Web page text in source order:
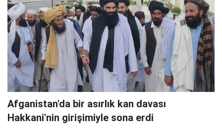
Afganistan'da bir asırlık kan davası
Hakkani'nin girişimiyle sona erdi